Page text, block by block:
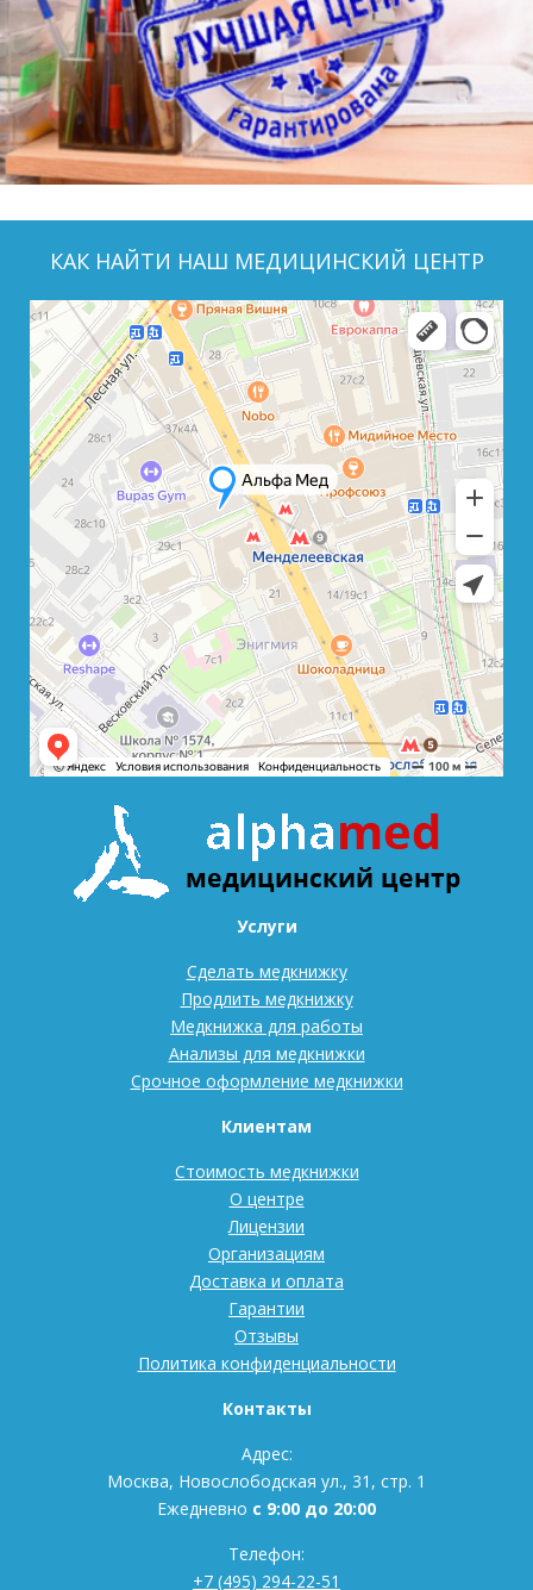
КАК НАЙТИ НАШ МЕДИЦИНСКИЙ ЦЕНТР
Услуги
Сделать медкнижку
Продлить медкнижку
Медкнижка для работы
Анализы для медкнижки
Срочное оформление медкнижки
Клиентам
Стоимость медкнижки
О центре
Лицензии
Организациям
Доставка и оплата
Гарантии
Отзывы
Политика конфиденциальности
Контакты
Адрес:
Москва, Новослободская ул., 31, стр. 1
Ежедневно с 9:00 до 20:00
Телефон:
+7 (495) 294-22-51